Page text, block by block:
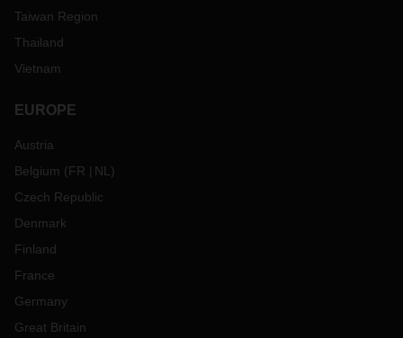
Taiwan Region
Thailand
Vietnam
EUROPE
Austria
Belgium (FR NL )
Czech Republic
Denmark
Finland
France
Germany
Great Britain